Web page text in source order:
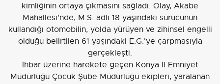
kimliğinin ortaya çıkmasını sağladı. Olay, Akabe
Mahallesi'nde, M.S. adlı 18 yaşındaki sürücünün
kullandığı otomobilin, yolda yürüyen ve zihinsel engelli
olduğu belirtilen 61 yaşındaki E.G.'ye çarpmasıyla
gerçekleşti.
İhbar üzerine harekete geçen Konya İl Emniyet
Müdürlüğü Çocuk Şube Müdürlüğü ekipleri, yaralanan